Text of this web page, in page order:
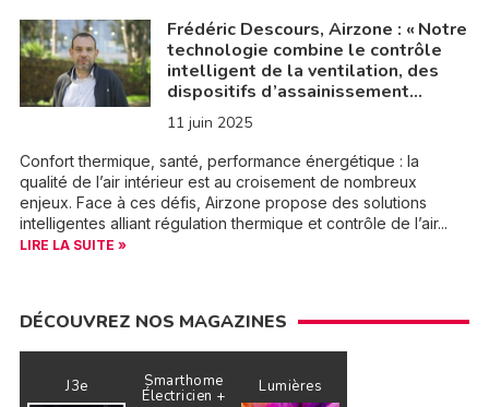
Frédéric Descours, Airzone : « Notre
technologie combine le contrôle
intelligent de la ventilation, des
dispositifs d’assainissement…
11 juin 2025
Confort thermique, santé, performance énergétique : la
qualité de l’air intérieur est au croisement de nombreux
enjeux. Face à ces défis, Airzone propose des solutions
intelligentes alliant régulation thermique et contrôle de l’air...
LIRE LA SUITE »
DÉCOUVREZ NOS MAGAZINES
J3e Smarthome
Électricien + Lumières